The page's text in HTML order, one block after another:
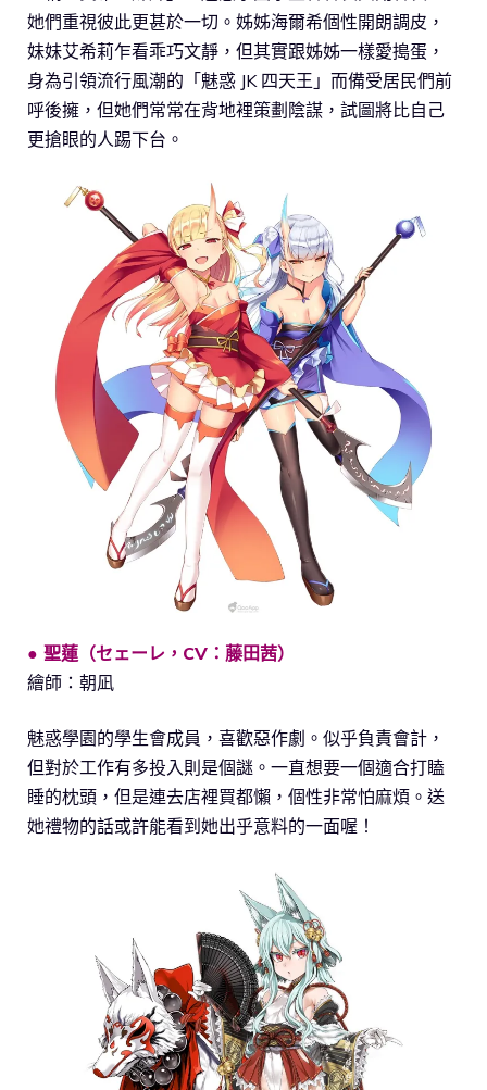
她們重視彼此更甚於一切。姊姊海爾希個性開朗調皮，
妹妹艾希莉乍看乖巧文靜，但其實跟姊姊一樣愛搗蛋，
身為引領流行風潮的「魅惑 JK 四天王」而備受居民們前
呼後擁，但她們常常在背地裡策劃陰謀，試圖將比自己
更搶眼的人踢下台。
● 聖蓮（セェーレ，CV：藤田茜）
繪師：朝凪
魅惑學園的學生會成員，喜歡惡作劇。似乎負責會計，
但對於工作有多投入則是個謎。一直想要一個適合打瞌
睡的枕頭，但是連去店裡買都懶，個性非常怕麻煩。送
她禮物的話或許能看到她出乎意料的一面喔！